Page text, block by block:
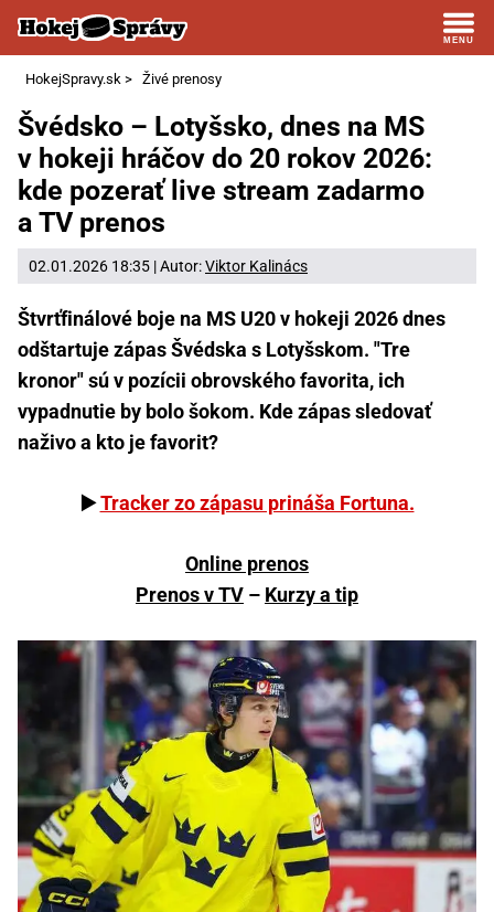
HokejSpravy.sk > Živé prenosy
Švédsko – Lotyšsko, dnes na MS
v hokeji hráčov do 20 rokov 2026:
kde pozerať live stream zadarmo
a TV prenos
02.01.2026 18:35 | Autor:Viktor Kalinács
Štvrťfinálové boje na MS U20 v hokeji 2026 dnes
odštartuje zápas Švédska s Lotyšskom. "Tre
kronor" sú v pozícii obrovského favorita, ich
vypadnutie by bolo šokom. Kde zápas sledovať
naživo a kto je favorit?
▶️Tracker zo zápasu prináša Fortuna.
Online prenos
Prenos v TV – Kurzy a tip